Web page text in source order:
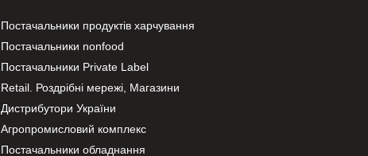
Постачальники продуктів харчування
Постачальники nonfood
Постачальники Private Label
Retail. Роздрібні мережі, Магазини
Дистрибутори України
Агропромисловий комплекс
Постачальники обладнання